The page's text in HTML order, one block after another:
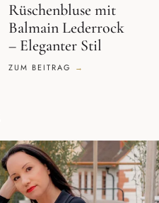
Rüschenbluse mit
Balmain Lederrock
– Eleganter Stil
ZUM BEITRAG